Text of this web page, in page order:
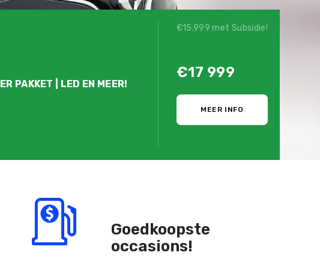
PAKKET | LED EN MEER!
€15.999 met Subsidie!
€17 999
MEER INFO
Goedkoopste
occasions!